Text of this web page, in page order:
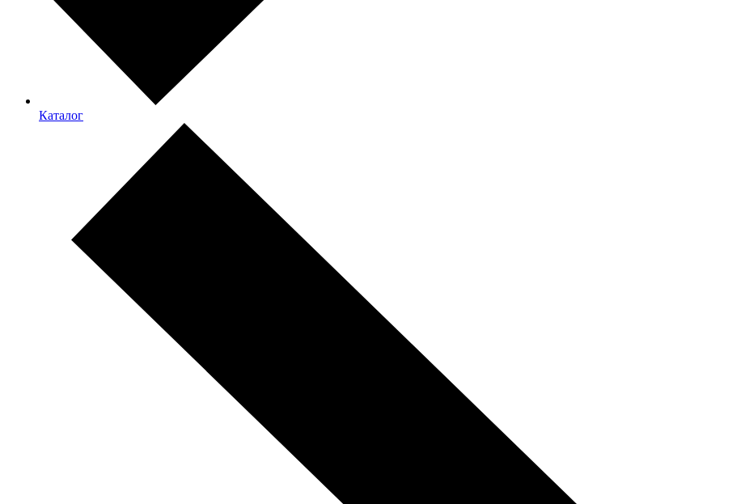
Каталог